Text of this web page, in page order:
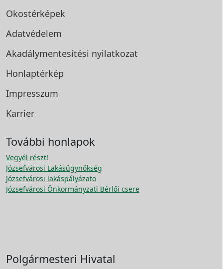
Okostérképek
Adatvédelem
Akadálymentesítési nyilatkozat
Honlaptérkép
Impresszum
Karrier
További honlapok
Vegyél részt!
Józsefvárosi Lakásügynökség
Józsefvárosi lakáspályázato
Józsefvárosi Önkormányzati Bérlői csere
Polgármesteri Hivatal